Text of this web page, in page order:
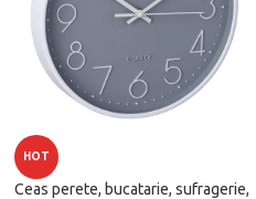
HOT
Ceas perete, bucatarie, sufragerie,